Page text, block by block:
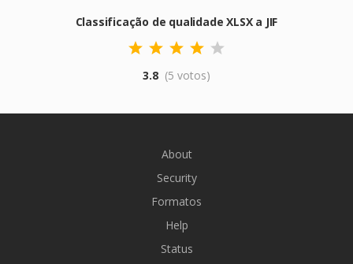
Classificação de qualidade XLSX a JIF
3.8 (5 votos)
About
Security
Formatos
Help
Status